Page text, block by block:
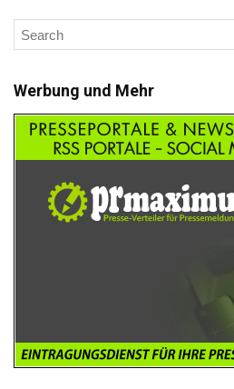
Werbung und Mehr